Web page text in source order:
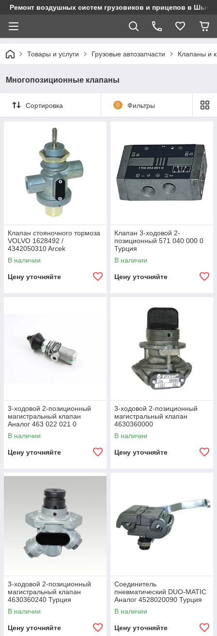
Ремонт воздушных систем грузовиков и прицепов в
Товары и услуги Грузовые автозапчасти Клапаны и
Многопозиционные клапаны
Сортировка 0 Фильтры
Клапан стояночного тормоза
VOLVO 1628492 /
4342050310 Arcek
В наличии
Цену уточняйте
Клапан 3-ходовой 2-
позиционный 571 040 000 0
Турция
В наличии
Цену уточняйте
3-ходовой 2-позиционный
магистральный клапан
Аналог 463 022 021 0
В наличии
Цену уточняйте
3-ходовой 2-позиционный
магистральный клапан
4630360000
В наличии
Цену уточняйте
3-ходовой 2-позиционный
магистральный клапан
4630360240 Турция
В наличии
Цену уточняйте
Соединитель
пневматический DUO-MATIC
Аналог 4528020090 Турция
В наличии
Цену уточняйте